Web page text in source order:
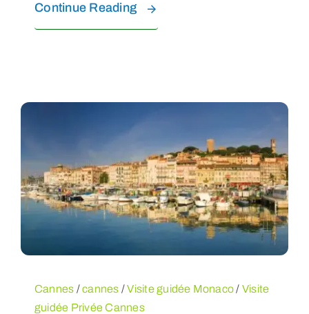
Continue Reading
Cannes /cannes /Visite guidée Monaco/ Visite
guidée Privée Cannes